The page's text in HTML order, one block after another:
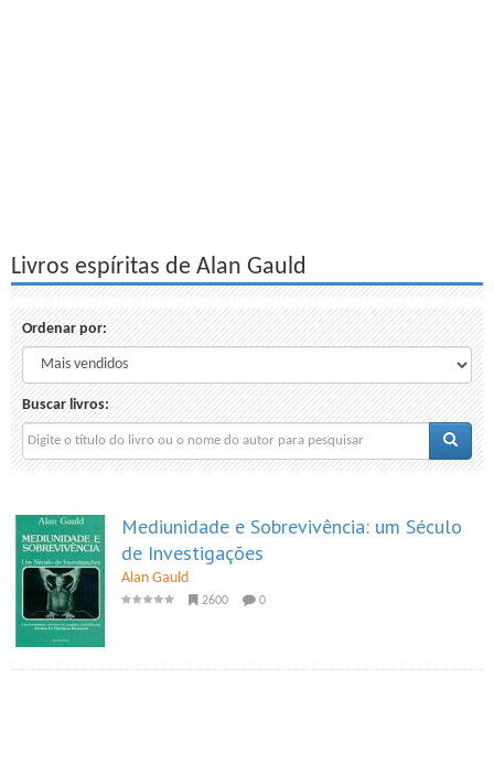
Livros espíritas de Alan Gauld
Ordenar por:
Buscar livros:
Mediunidade e Sobrevivência: um Século
de Investigações
Alan Gauld
2600 0